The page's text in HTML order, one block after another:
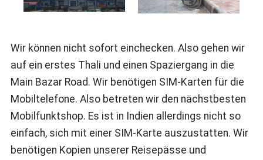
Wir können nicht sofort einchecken. Also gehen wir
auf ein erstes Thali und einen Spaziergang in die
Main Bazar Road. Wir benötigen SIM-Karten für die
Mobiltelefone. Also betreten wir den nächstbesten
Mobilfunktshop. Es ist in Indien allerdings nicht so
einfach, sich mit einer SIM-Karte auszustatten. Wir
benötigen Kopien unserer Reisepässe und